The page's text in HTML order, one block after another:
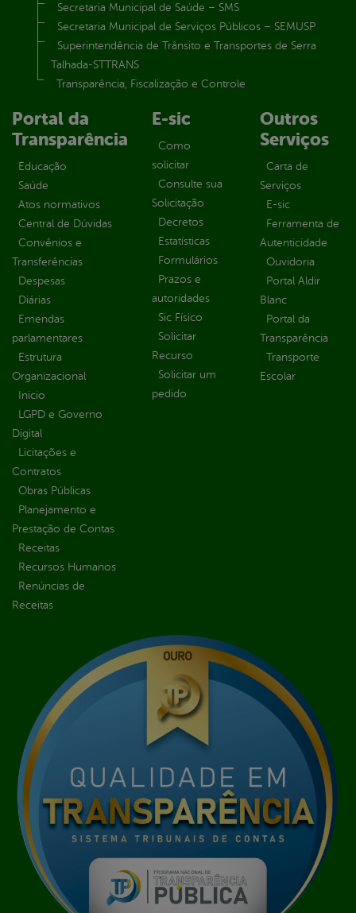
Secretaria Municipal de Saúde – SMS
Secretaria Municipal de Serviços Públicos – SEMUSP
Superintendência de Trânsito e Transportes de Serra
Talhada-STTRANS
Transparência, Fiscalização e Controle
Portal da
Transparência
Educação
Saúde
Atos normativos
Central de Dúvidas
Convênios e
Transferências
Despesas
Diárias
Emendas
parlamentares
Estrutura
Organizacional
Inicio
LGPD e Governo
Digital
Licitações e
Contratos
Obras Públicas
Planejamento e
Prestação de Contas
Receitas
Recursos Humanos
Renúncias de
Receitas
E-sic
Como
solicitar
Consulte sua
Solicitação
Decretos
Estatísticas
Formulários
Prazos e
autoridades
Sic Físico
Solicitar
Recurso
Solicitar um
pedido
Outros
Serviços
Carta de
Serviços
E-sic
Ferramenta de
Autenticidade
Ouvidoria
Portal Aldir
Blanc
Portal da
Transparência
Transporte
Escolar